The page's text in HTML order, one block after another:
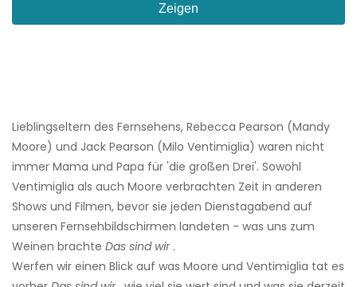
Zeigen
Lieblingseltern des Fernsehens, Rebecca Pearson (Mandy
Moore) und Jack Pearson (Milo Ventimiglia) waren nicht
immer Mama und Papa für 'die großen Drei'. Sowohl
Ventimiglia als auch Moore verbrachten Zeit in anderen
Shows und Filmen, bevor sie jeden Dienstagabend auf
unseren Fernsehbildschirmen landeten - was uns zum
Weinen brachte Das sind wir.
Werfen wir einen Blick auf was Moore und Ventimiglia tat es